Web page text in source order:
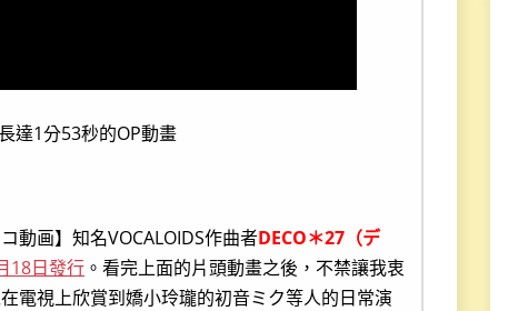
達1分53秒的OP動畫
動画】知名VOCALOIDS作曲者DECO＊27（デ
18日發行 。看完上面的片頭動畫之後，不禁讓我衷
電視上欣賞到嬌小玲瓏的初音ミク等人的日常演